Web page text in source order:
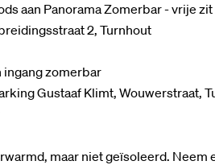
aan Panorama Zomerbar - vrije zit
2, Turnhout
ingang zomerbar
Gustaaf Klimt, Wouwerstraat,
maar niet geïsoleerd.